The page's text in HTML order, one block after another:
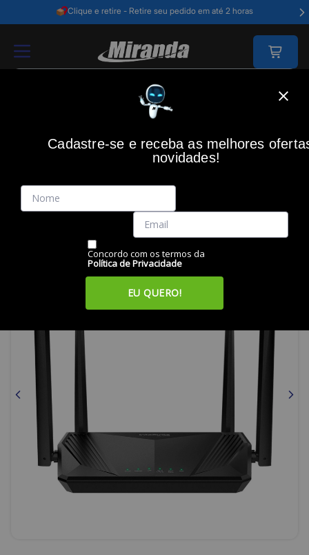
Clique e retire - Retire seu pedido em até 2 horas
Roteador Wi-Fi 6 Dual Band W6-1500, Gigabit, 4750134,
INTELBRAS
Código: 47866
Miranda
Cadastre-se e receba as melhores
novidades!
Concordo com os termos da
Política de Privacidade
EU QUERO!